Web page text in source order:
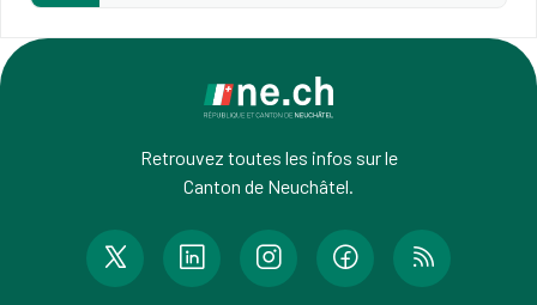
Retrouvez toutes les infos sur le
Canton de Neuchâtel.